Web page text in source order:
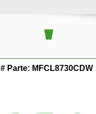
# Parte: MFCL8730CDW